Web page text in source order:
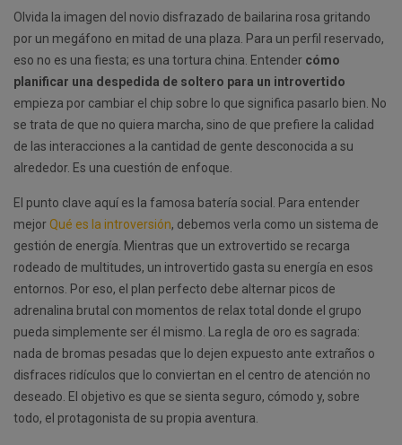
Olvida la imagen del novio disfrazado de bailarina rosa gritando
por un megáfono en mitad de una plaza. Para un perfil reservado,
eso no es una fiesta; es una tortura china. Entender cómo
planificar una despedida de soltero para un introvertido
empieza por cambiar el chip sobre lo que significa pasarlo bien. No
se trata de que no quiera marcha, sino de que prefiere la calidad
de las interacciones a la cantidad de gente desconocida a su
alrededor. Es una cuestión de enfoque.
El punto clave aquí es la famosa batería social. Para entender
mejorQué es la introversión, debemos verla como un sistema de
gestión de energía. Mientras que un extrovertido se recarga
rodeado de multitudes, un introvertido gasta su energía en esos
entornos. Por eso, el plan perfecto debe alternar picos de
adrenalina brutal con momentos de relax total donde el grupo
pueda simplemente ser él mismo. La regla de oro es sagrada:
nada de bromas pesadas que lo dejen expuesto ante extraños o
disfraces ridículos que lo conviertan en el centro de atención no
deseado. El objetivo es que se sienta seguro, cómodo y, sobre
todo, el protagonista de su propia aventura.